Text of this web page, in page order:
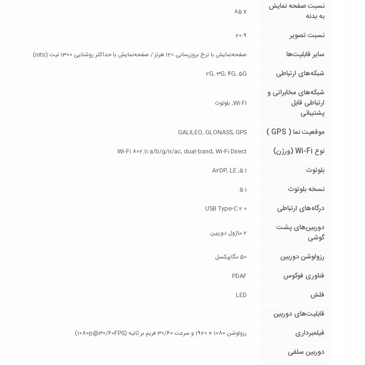
نسبت صفحه‌ نمایش
به بدنه
85.7
نسبت تصویر 20:9
سایر قابلیت‌ها صفحه‌نمایش با نرخ بروزرسانی 120 هرتز / صفحه‌نمایش با حداکثر روشنایی 1300 نیت (nits)
شبکه‌های ارتباطی 2G, 3G, 4G, 5G
شبکه‌های مخابراتی و
ارتباطی قابل
پشتیبانی
Wi-Fi, بلوتوث
موقعیت نما ( GPS ) GALILEO, GLONASS, GPS
نوع Wi-Fi (ورژن) Wi-Fi 802.11 a/b/g/n/ac, dual-band, Wi-Fi Direct
بلوتوث 5.1, A2DP, LE
نسخه بلوتوث 5.1
درگاه‌های ارتباطی USB Type-C 2.0
دوربین‌های پشت
گوشی
2 ماژول دوربین
رزولوشن دوربین 50 مگاپیکسل
فناوری فوکوس PDAF
فلش LED
قابلیت‌های دوربین
فیلمبرداری
رزولوشن 1080 × 1920 و سرعت 30/60 فریم بر ثانیه (1080p@30/60FPS)
دوربین سلفی